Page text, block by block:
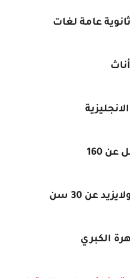
عامة لغات
160
الكبري